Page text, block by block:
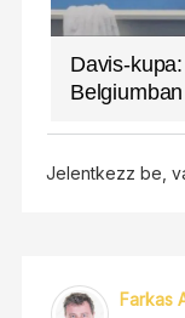
Davis-
Jelentkezz be,
Farkas